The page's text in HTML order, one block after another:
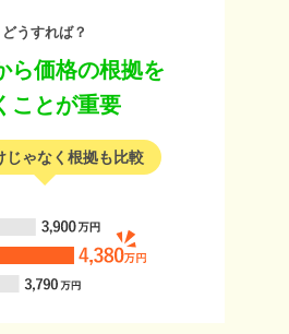
どうすれば？
ら価格の根拠を
ことが重要
じゃなく根拠も比較